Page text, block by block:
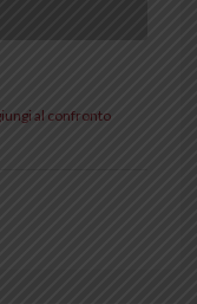
al confronto